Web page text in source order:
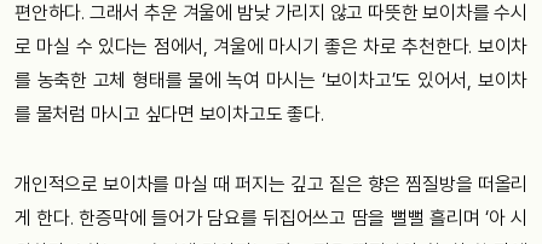
편안하다. 그래서 추운 겨울에 밤낮 가리지 않고 따뜻한 보이차를 수시
로 마실 수 있다는 점에서, 겨울에 마시기 좋은 차로 추천한다. 보이차
를 농축한 고체 형태를 물에 녹여 마시는 ‘보이차고’도 있어서, 보이차
를 물처럼 마시고 싶다면 보이차고도 좋다.
개인적으로 보이차를 마실 때 퍼지는 깊고 짙은 향은 찜질방을 떠올리
게 한다. 한증막에 들어가 담요를 뒤집어쓰고 땀을 뻘뻘 흘리며 ‘아 시